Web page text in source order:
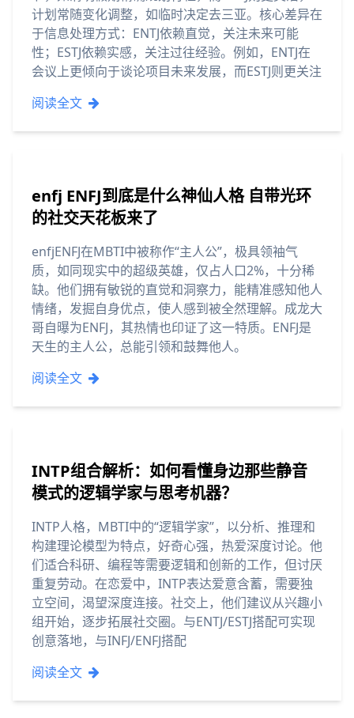
计划常随变化调整，如临时决定去三亚。核心差异在
于信息处理方式：ENTJ依赖直觉，关注未来可能
性；ESTJ依赖实感，关注过往经验。例如，ENTJ在
会议上更倾向于谈论项目未来发展，而ESTJ则更关注
阅读全文
enfj ENFJ到底是什么神仙人格 自带光环
的社交天花板来了
enfjENFJ在MBTI中被称作“主人公”，极具领袖气
质，如同现实中的超级英雄，仅占人口2%，十分稀
缺。他们拥有敏锐的直觉和洞察力，能精准感知他人
情绪，发掘自身优点，使人感到被全然理解。成龙大
哥自曝为ENFJ，其热情也印证了这一特质。ENFJ是
天生的主人公，总能引领和鼓舞他人。
阅读全文
INTP组合解析：如何看懂身边那些静音
模式的逻辑学家与思考机器？
INTP人格，MBTI中的“逻辑学家”，以分析、推理和
构建理论模型为特点，好奇心强，热爱深度讨论。他
们适合科研、编程等需要逻辑和创新的工作，但讨厌
重复劳动。在恋爱中，INTP表达爱意含蓄，需要独
立空间，渴望深度连接。社交上，他们建议从兴趣小
组开始，逐步拓展社交圈。与ENTJ/ESTJ搭配可实现
创意落地，与INFJ/ENFJ搭配
阅读全文